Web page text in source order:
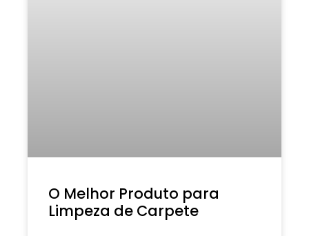
O Melhor Produto para
Limpeza de Carpete